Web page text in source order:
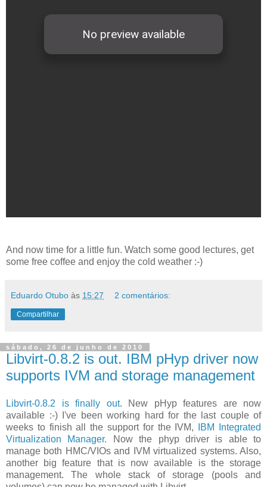
And now time for a little fun. Watch some good lectures, get
some free coffee and enjoy the cold weather :-)
Eduardo Otubo às 15:27 2 comentários:
Compartilhar
sábado, 26 de junho de 2010
Libvirt-0.8.2 is out. IBM pHyp driver now
supports IVM and storage management
Libvirt-0.8.2 is finally out. New pHyp features are now
available :-) I've been working hard for the last couple of
weeks to finish all the support for the IVM,
IBM Integrated
Virtualization Manager. Now the phyp driver is able to
manage both HMC/VIOs and IVM virtualized systems. Also,
another big feature that is now available is the storage
management. The whole stack of storage (pools and